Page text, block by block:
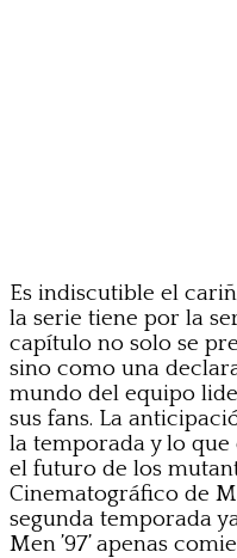
Es indiscutible el
la serie tiene por la
capítulo no solo se
sino como una
mundo del equipo
sus fans. La
la temporada y lo
el futuro de los
Cinematográfico de
segunda temporada
Men ’97’ apenas